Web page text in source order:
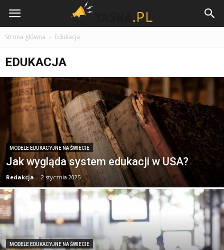
Yasna.pl
Strona główna Edukacja
EDUKACJA
MODELE EDUKACYJNE NA ŚWIECIE
Jak wygląda system edukacji w USA?
Redakcja - 2 stycznia 2025
MODELE EDUKACYJNE NA ŚWIECIE